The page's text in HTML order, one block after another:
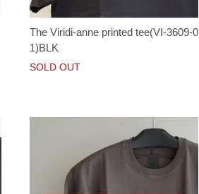
The Viridi-anne printed tee(VI-3609-0
1)BLK
SOLD OUT